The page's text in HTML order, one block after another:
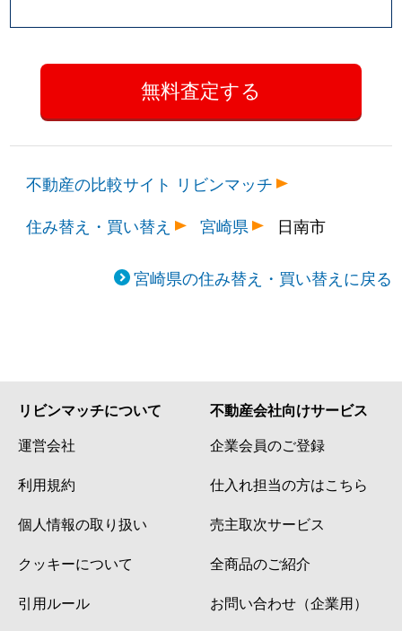
不動産の比較サイト リビンマッチ
住み替え・買い替え
宮崎県 日南市
宮崎県の住み替え・買い替えに戻る
リビンマッチについて
運営会社
利用規約
個人情報の取り扱い
クッキーについて
引用ルール
不動産会社向けサービス
企業会員のご登録
仕入れ担当の方はこちら
売主取次サービス
全商品のご紹介
お問い合わせ（企業用）